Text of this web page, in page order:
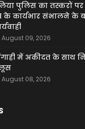
पुलिस का तस्करों पर
के कार्यभार संभालने के
August 09, 2026
में अकीदत के साथ
August 08, 2026